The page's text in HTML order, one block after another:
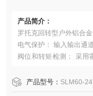
产品简介：
罗托克回转型户外铝合
电气保护： 输入输出通
阀位和转矩检测： 采用
靠；产品型号： SLM60-